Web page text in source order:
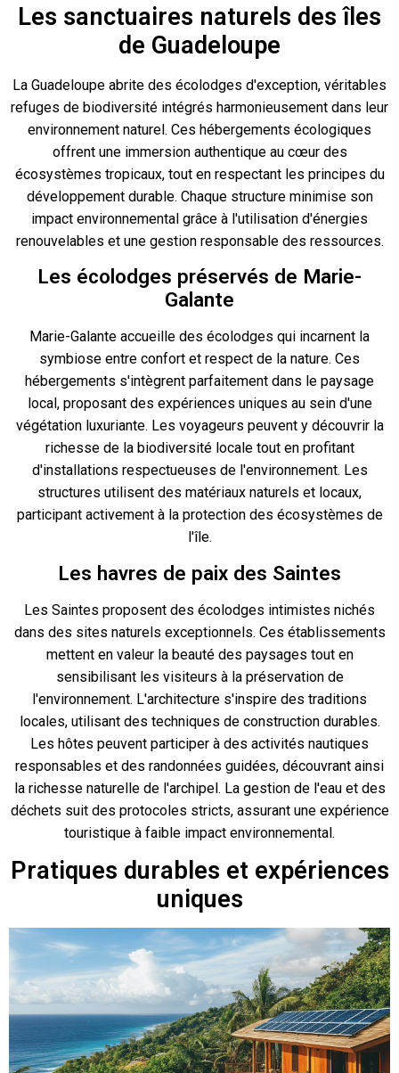
Les sanctuaires naturels des îles
de Guadeloupe
La Guadeloupe abrite des écolodges d'exception, véritables
refuges de biodiversité intégrés harmonieusement dans leur
environnement naturel. Ces hébergements écologiques
offrent une immersion authentique au cœur des
écosystèmes tropicaux, tout en respectant les principes du
développement durable. Chaque structure minimise son
impact environnemental grâce à l'utilisation d'énergies
renouvelables et une gestion responsable des ressources.
Les écolodges préservés de Marie-
Galante
Marie-Galante accueille des écolodges qui incarnent la
symbiose entre confort et respect de la nature. Ces
hébergements s'intègrent parfaitement dans le paysage
local, proposant des expériences uniques au sein d'une
végétation luxuriante. Les voyageurs peuvent y découvrir la
richesse de la biodiversité locale tout en profitant
d'installations respectueuses de l'environnement. Les
structures utilisent des matériaux naturels et locaux,
participant activement à la protection des écosystèmes de
l'île.
Les havres de paix des Saintes
Les Saintes proposent des écolodges intimistes nichés
dans des sites naturels exceptionnels. Ces établissements
mettent en valeur la beauté des paysages tout en
sensibilisant les visiteurs à la préservation de
l'environnement. L'architecture s'inspire des traditions
locales, utilisant des techniques de construction durables.
Les hôtes peuvent participer à des activités nautiques
responsables et des randonnées guidées, découvrant ainsi
la richesse naturelle de l'archipel. La gestion de l'eau et des
déchets suit des protocoles stricts, assurant une expérience
touristique à faible impact environnemental.
Pratiques durables et expériences
uniques